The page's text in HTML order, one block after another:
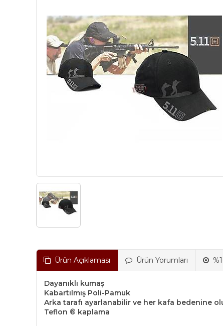
Ürün Açıklaması Ürün Yorumları
Dayanıklı kumaş
Kabartılmış Poli-Pamuk
Arka tarafı ayarlanabilir ve her kafa bedenine
Teflon ® kaplama